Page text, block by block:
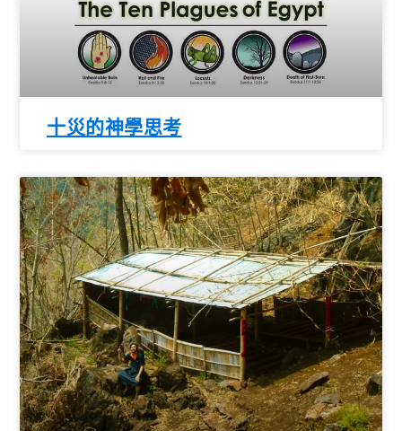
十災的神學思考